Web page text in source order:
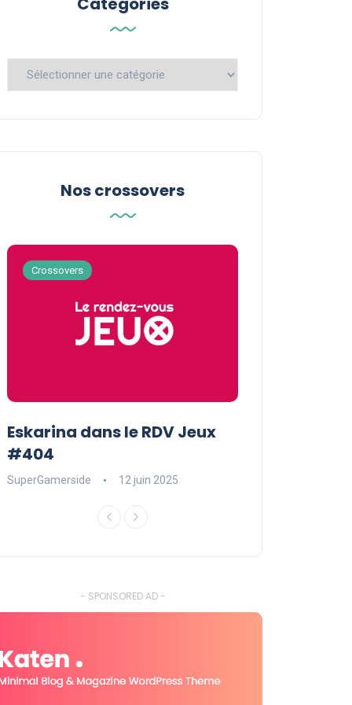
Catégories
Nos crossovers
Crossovers
Eskarina dans le RDV Jeux
#404
SuperGamerside 12 juin 2025
- SPONSORED AD -